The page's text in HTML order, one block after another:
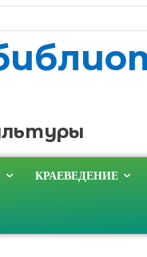
КРАЕВЕДЕНИЕ